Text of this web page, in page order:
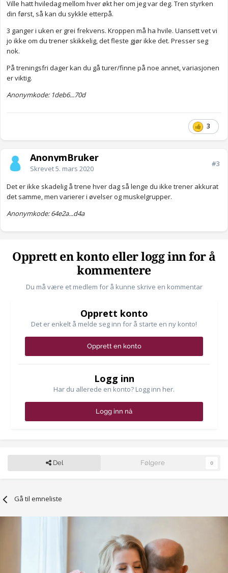
Ville hatt hviledag mellom hver økt her om jeg var deg. Tren styrken
din først, så kan du sykkle etterpå.
3 ganger i uken er grei frekvens. Kroppen må ha hvile. Uansett vet vi
jo ikke om du trener skikkelig, det fleste gjør ikke det. Presser seg
nok.
På treningsfri dager kan du gå turer/finne på noe annet, variasjonen
er viktig.
Anonymkode: 1deb6...70d
3
AnonymBruker
Skrevet5. mars 2020
#3
Det er ikke skadelig å trene hver dag så lenge du ikke trener akkurat
det samme, men varierer i øvelser og muskelgrupper.
Anonymkode: 64e2a...d4a
Opprett en konto eller logg inn for å
kommentere
Du må være et medlem for å kunne skrive en kommentar
Opprett konto
Det er enkelt å melde seg inn for å starte en ny konto!
Opprett en konto
Logg inn
Har du allerede en konto? Logg inn her.
Logg inn nå
Del Følgere 0
Gå til emneliste